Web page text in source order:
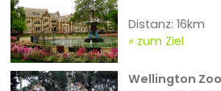
Distanz: 16km
zum Ziel
Wellington Zoo